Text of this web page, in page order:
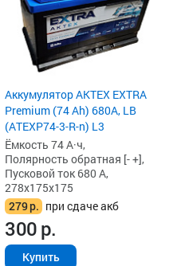
Аккумулятор AKTEX EXTRA
Premium (74 Ah) 680A, LB
(ATEXP74-3-R-n) L3
Ёмкость 74 А·ч,
Полярность обратная [- +],
Пусковой ток 680 А,
278x175x175
279р. при сдаче акб
300р.
Купить